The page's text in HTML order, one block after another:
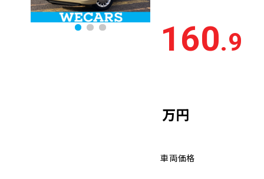
160.9
万円
車両価格